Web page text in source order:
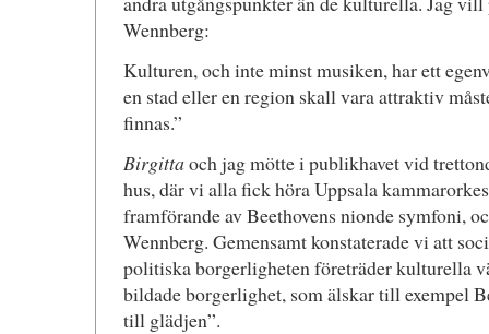
Wennberg:
Kulturen, och inte minst musiken, har ett
en stad eller en region skall vara attraktiv
finnas.”
Birgittaoch jag mötte i publikhavet vid
hus, där vi alla fick höra Uppsala
framförande av Beethovens nionde symfoni,
Wennberg. Gemensamt konstaterade vi att
politiska borgerligheten företräder kulturella
bildade borgerlighet, som älskar till exempel
till glädjen”.